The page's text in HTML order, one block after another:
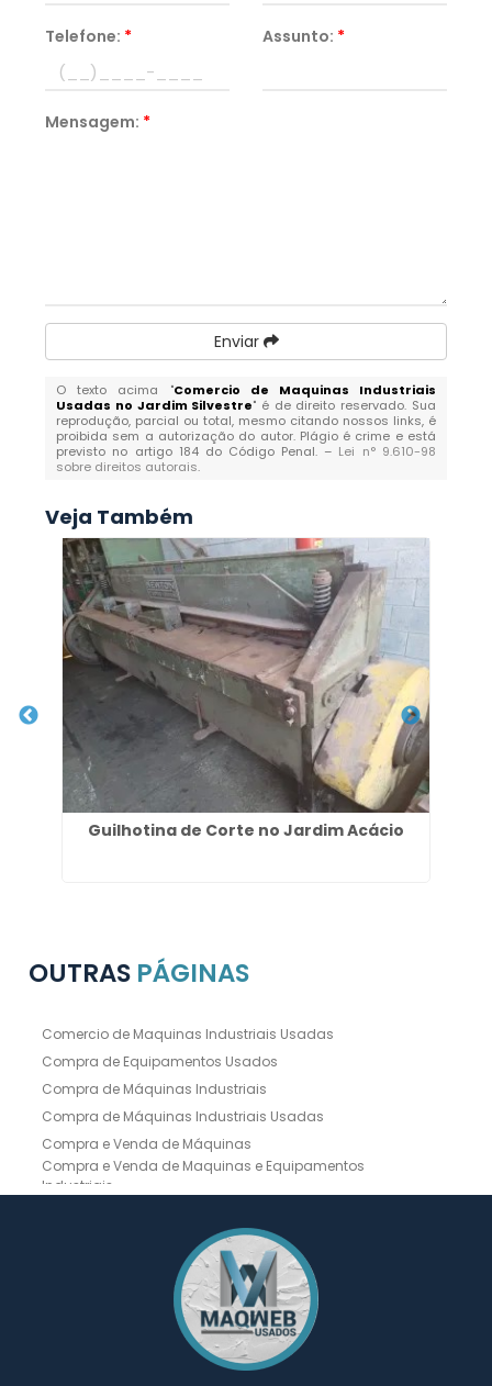
Telefone: * Assunto: *
Mensagem: *
Enviar
O texto acima "Comercio de Maquinas Industriais
Usadas no Jardim Silvestre" é de direito reservado. Sua
reprodução, parcial ou total, mesmo citando nossos links, é
proibida sem a autorização do autor. Plágio é crime e está
previsto no artigo 184 do Código Penal. – Lei n° 9.610-98
sobre direitos autorais.
Veja Também
Guilhotina de Corte no Jardim Acácio
OUTRAS PÁGINAS
Comercio de Maquinas Industriais Usadas
Compra de Equipamentos Usados
Compra de Máquinas Industriais
Compra de Máquinas Industriais Usadas
Compra e Venda de Máquinas
Compra e Venda de Maquinas e Equipamentos
Industriais
Compra e Venda de Máquinas Operatrizes
Dobradeira CNC Usada
Dobradeira de Chapa Hidráulica Usada
Dobradeira de Chapas
Dobradeira Hidráulica
Dobradeira Hidráulica Usada
Dobradeira Industrial